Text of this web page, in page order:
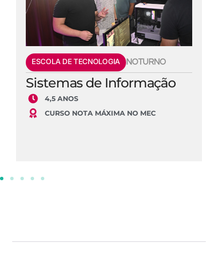
ESCOLA DE TECNOLOGIA NOTURNO
Sistemas de Informação
4,5 ANOS
CURSO NOTA MÁXIMA NO MEC